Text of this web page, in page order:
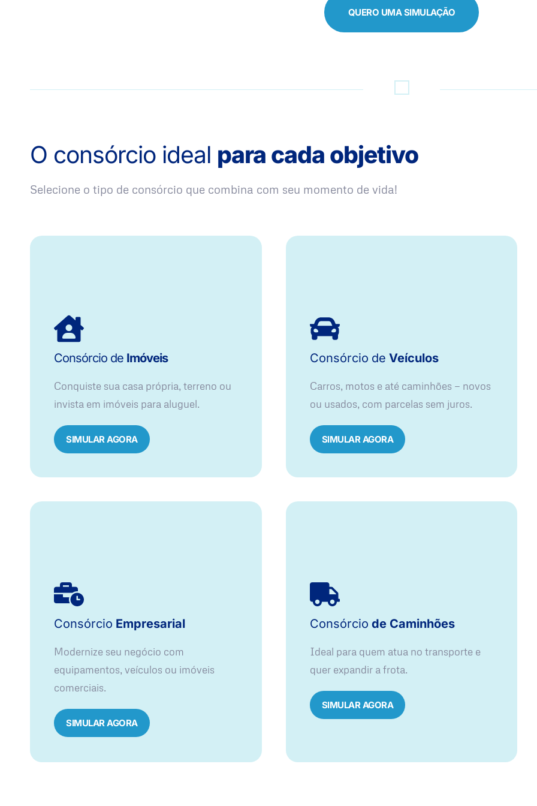
QUERO UMA SIMULAÇÃO
O consórcio ideal para cada objetivo
Selecione o tipo de consórcio que combina com seu momento de vida!
Consórcio de Imóveis
Conquiste sua casa própria, terreno ou
invista em imóveis para aluguel.
SIMULAR AGORA​
Consórcio de Veículos
Carros, motos e até caminhões — novos
ou usados, com parcelas sem juros.
SIMULAR AGORA
Consórcio Empresarial
Modernize seu negócio com
equipamentos, veículos ou imóveis
comerciais.
SIMULAR AGORA
Consórcio de Caminhões
Ideal para quem atua no transporte e
quer expandir a frota.
SIMULAR AGORA